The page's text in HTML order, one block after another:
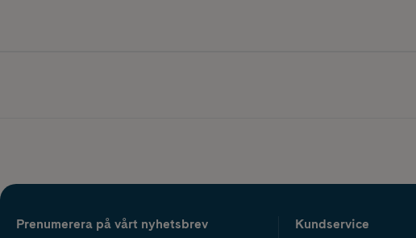
Prenumerera på vårt nyhetsbrev
Kundservice